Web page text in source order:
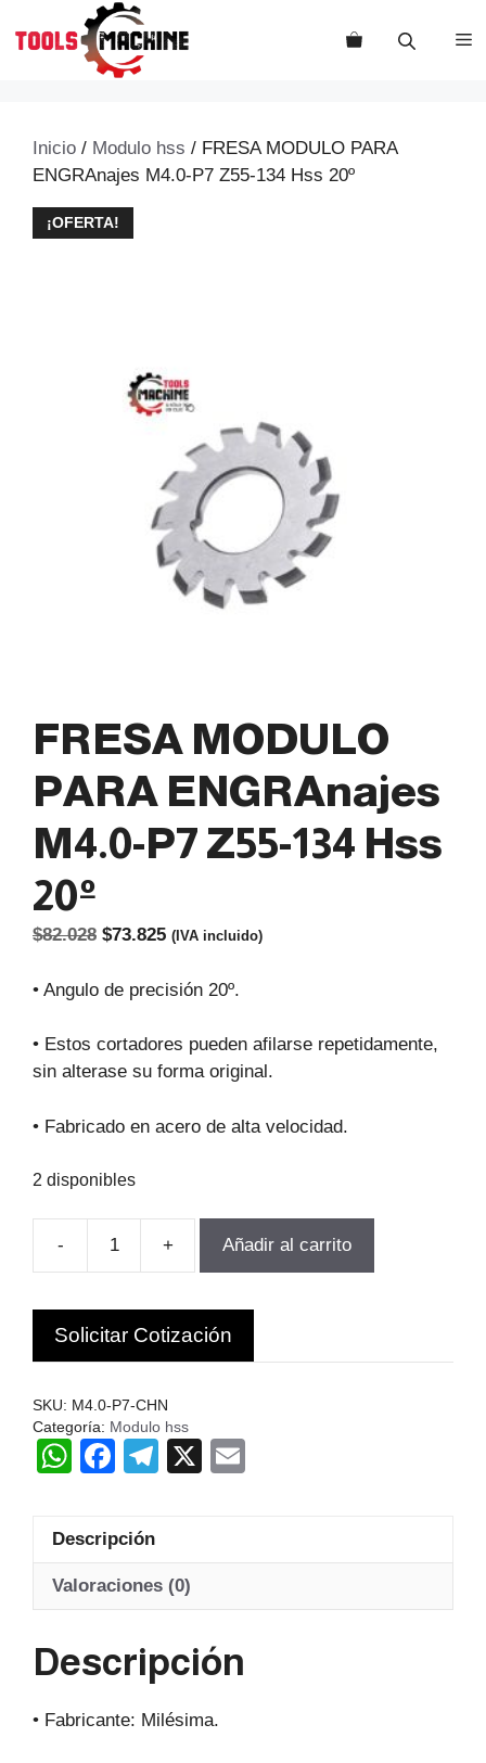
Inicio / Modulo hss / FRESA MODULO PARA
ENGRAnajes M4.0-P7 Z55-134 Hss 20º
¡OFERTA!
FRESA MODULO
PARA ENGRAnajes
M4.0-P7 Z55-134 Hss
20º
$82.028 El
original
$82.028.
$73.825El
actual
$73.825.
(IVA incluido)
• Angulo de precisión 20º.
• Estos cortadores pueden afilarse repetidamente,
sin alterase su forma original.
• Fabricado en acero de alta velocidad.
2 disponibles
-
FRESA
PARA
ENGRAnajes
M4.0-
134
Hss
+ Añadir al carrito
Solicitar Cotización
SKU: M4.0-P7-CHN
Categoría: Modulo hss
W
at
s
A
p
F
c
e
b
o
T
gr
a
X
Descripción
Valoraciones (0)
Descripción
• Fabricante: Milésima.